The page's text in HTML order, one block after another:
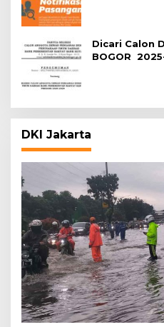
Dicari Calon
BOGOR
DKI Jakarta